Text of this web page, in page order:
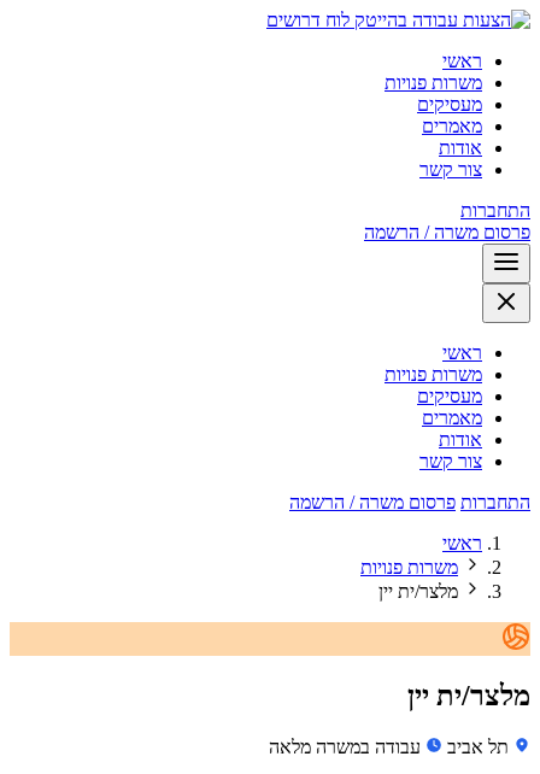
לוח דרושים
ראשי
משרות פנויות
מעסיקים
מאמרים
אודות
צור קשר
התחברות
פרסום משרה / הרשמה
ראשי
משרות פנויות
מעסיקים
מאמרים
אודות
צור קשר
התחברות פרסום משרה / הרשמה
ראשי
משרות פנויות
מלצר/ית יין
מלצר/ית יין
תל אביב עבודה במשרה מלאה